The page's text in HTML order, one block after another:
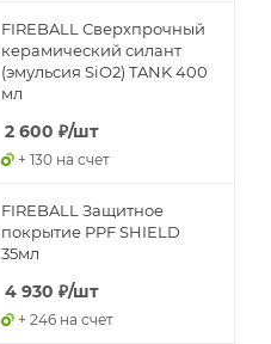
FIREBALL Сверхпрочный
керамический силант
(эмульсия SiO2) TANK 400
мл
2 600 ₽/шт
+ 130 на счет
FIREBALL Защитное
покрытие PPF SHIELD
35мл
4 930 ₽/шт
+ 246 на счет